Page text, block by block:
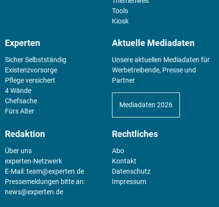
Tools
Kiosk
Experten
Sicher Selbstständig
Existenz­vorsorge
Pflege versichert
4 Wände
Chefsache
Fürs Alter
Aktuelle Mediadaten
Unsere aktuellen Mediadaten für
Werbetreibende, Presse und
Partner
Mediadaten 2026
Redaktion
Über uns
experten-Netzwerk
E-Mail:team@experten.de
Pressemeldungen bitte an:
news@experten.de
Rechtliches
Abo
Kontakt
Datenschutz
Impressum